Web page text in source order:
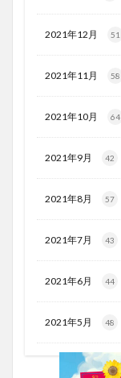
2021年12月 51
2021年11月 58
2021年10月 64
2021年9月 42
2021年8月 57
2021年7月 43
2021年6月 44
2021年5月 48